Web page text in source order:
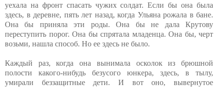
уехала на фронт спасать чужих солдат. Если бы она была
здесь, в деревне, пять лет назад, когда Ульяна рожала в бане.
Она бы приняла эти роды. Она бы не дала Крутову
переступить порог. Она бы спрятала младенца. Она бы, черт
возьми, нашла способ. Но ее здесь не было.
Каждый раз, когда она вынимала осколок из брюшной
полости какого-нибудь безусого юнкера, здесь, в тылу,
умирали беззащитные дети. И вот оно, вывернутое